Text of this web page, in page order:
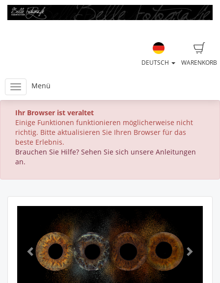
WARENKORB
DEUTSCH
Menü
Ihr Browser ist veraltet
Einige Funktionen funktionieren möglicherweise nicht
richtig. Bitte aktualisieren Sie Ihren Browser für das
beste Erlebnis.
Brauchen Sie Hilfe? Sehen Sie sich unsere Anleitungen
an.